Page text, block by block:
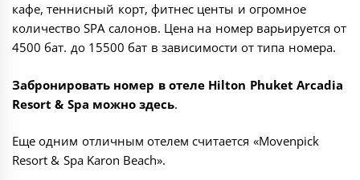
кафе, теннисный корт, фитнес центы и огромное
количество SPA салонов. Цена на номер варьируется от
4500 бат. до 15500 бат в зависимости от типа номера.
Забронировать номер в отеле Hilton Phuket Arcadia
Resort & Spa можноздесь.
Еще одним отличным отелем считается «Movenpick
Resort & Spa Karon Beach».